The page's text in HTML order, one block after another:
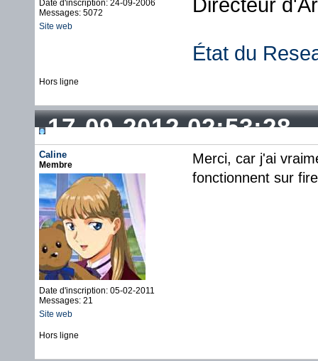
Date d'inscription: 24-09-2006
Messages: 5072
Site web
État du
Hors ligne
17-09-2012 02:53:28
Caline
Membre
Date d'inscription: 05-02-2011
Messages: 21
Site web
Merci, car j'ai
fonctionnent sur
Hors ligne